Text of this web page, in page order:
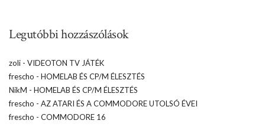
Legutóbbi hozzászólások
zoli - VIDEOTON TV JÁTÉK
frescho - HOMELAB ÉS CP/M ÉLESZTÉS
NikM - HOMELAB ÉS CP/M ÉLESZTÉS
frescho - AZ ATARI ÉS A COMMODORE UTOLSÓ ÉVEI
frescho - COMMODORE 16